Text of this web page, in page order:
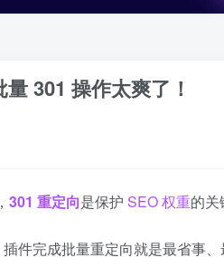
301 操作太爽了！
301 重定向是保护 SEO 权重的关
件完成批量重定向就是最省事、